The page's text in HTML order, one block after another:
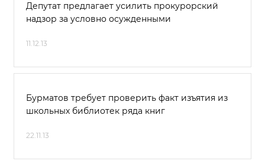
Депутат предлагает усилить прокурорский
надзор за условно осужденными
11.12.13
Бурматов требует проверить факт изъятия из
школьных библиотек ряда книг
22.11.13